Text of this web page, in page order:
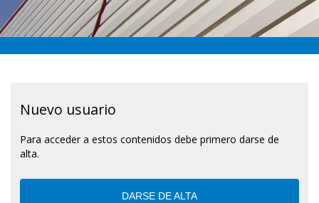
BUSCAR
Nuevo usuario
Para acceder a estos contenidos debe primero darse de
alta.
DARSE DE ALTA